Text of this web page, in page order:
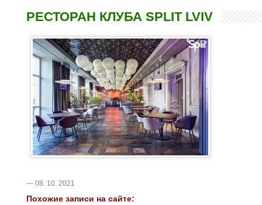
РЕСТОРАН КЛУБА SPLIT LVIV
— 08. 10. 2021
Похожие записи на сайте: